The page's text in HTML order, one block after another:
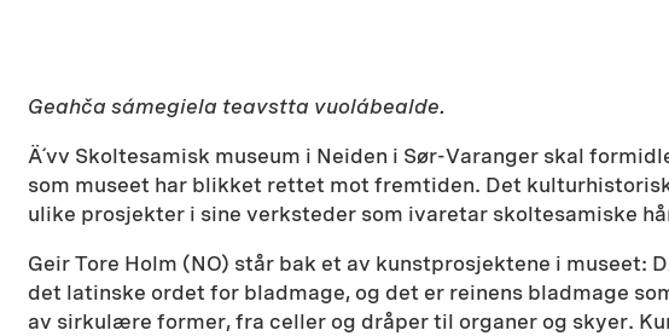
Geahča sámegiela teavstta vuolábealde.
Ä´vv Skoltesamisk museum i Neiden i Sør-Varanger skal
som museet har blikket rettet mot fremtiden. Det
ulike prosjekter i sine verksteder som ivaretar skoltesamiske
Geir Tore Holm (NO) står bak et av kunstprosjektene i museet:
det latinske ordet for bladmage, og det er reinens bladmage
av sirkulære former, fra celler og dråper til organer og skyer.